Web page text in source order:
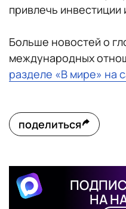
привлечь инвестиции
Больше новостей о
международных
разделе «В мире» на
поделиться
НА